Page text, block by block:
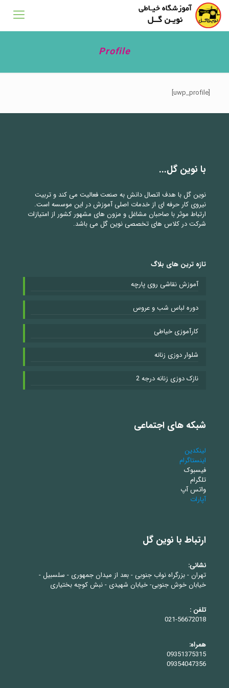
Profile
[uwp_profile]
با نوین گل...
نوین گل با هدف اتصال دانش به صنعت فعالیت می کند و تربیت
نیروی کار حرفه ای از خدمات اصلی آموزش در این موسسه است.
ارتباط موثر با صاحبان مشاغل و مزون های مشهور کشور از امتیازات
شرکت در کلاس های تخصصی نوین گل می باشد.
تازه ترین های بلاگ
آموزش نقاشی روی پارچه
دوره لباس شب و عروس
کارآموزی خیاطی
شلوار دوزی زنانه
نازک دوزی زنانه درجه 2
شبکه های اجتماعی
لینکدین
اینستاگرام
فیسبوک
تلگرام
واتس آپ
آپارات
ارتباط با نوین گل
نشانی:
تهران - بزرگراه نواب جنوبی - بعد از میدان جمهوری - سلسبیل -
خیابان خوش جنوبی- خیابان شهیدی - نبش کوچه بختیاری
تلفن :
021-56672018
همراه:
09351375315
09354047356